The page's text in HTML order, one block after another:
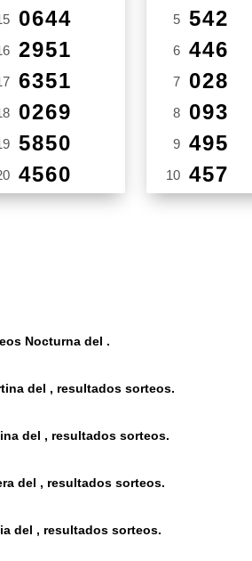
0644
2951
6351
0269
5850
4560
5 542
6 446
7 028
8 093
9 495
10 457
Nocturna del .
del , resultados sorteos.
del , resultados sorteos.
del , resultados sorteos.
del , resultados sorteos.